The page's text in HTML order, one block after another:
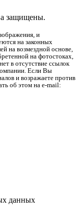
защищены.
и
на законных
на возмездной основе,
на фотостоках,
в отсутствие ссылок
Если Вы
и возражаете против
об этом на e-mail:
данных